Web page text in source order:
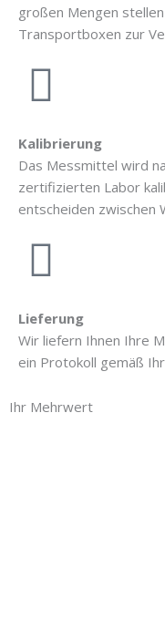
großen Mengen
Transportboxen zur
Kalibrierung
Das Messmittel wird
zertifizierten Labor
entscheiden zwischen
Lieferung
Wir liefern Ihnen Ihre
ein Protokoll gemäß
Ihr Mehrwert